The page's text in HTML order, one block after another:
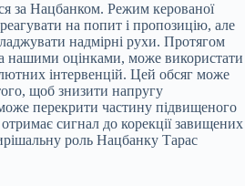
за Нацбанком. Режим керованої
на попит і пропозицію, але
надмірні рухи. Протягом
нашими оцінками, може використати
інтервенцій. Цей обсяг може
щоб знизити напругу
перекрити частину підвищеного
сигнал до корекції завищених
роль Нацбанку Тарас